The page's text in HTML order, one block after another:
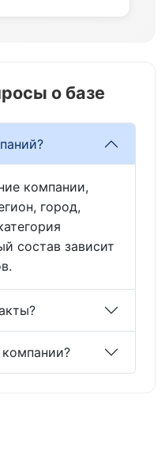
о базе
компании,
город,
состав зависит